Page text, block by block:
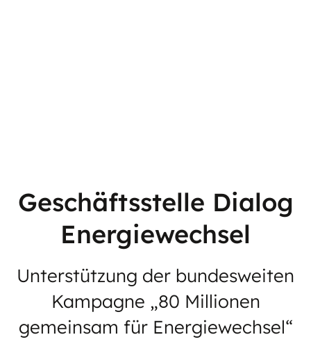
Geschäftsstelle Dialog
Energiewechsel
Unterstützung der bundesweiten
Kampagne „80 Millionen
gemeinsam für Energiewechsel“